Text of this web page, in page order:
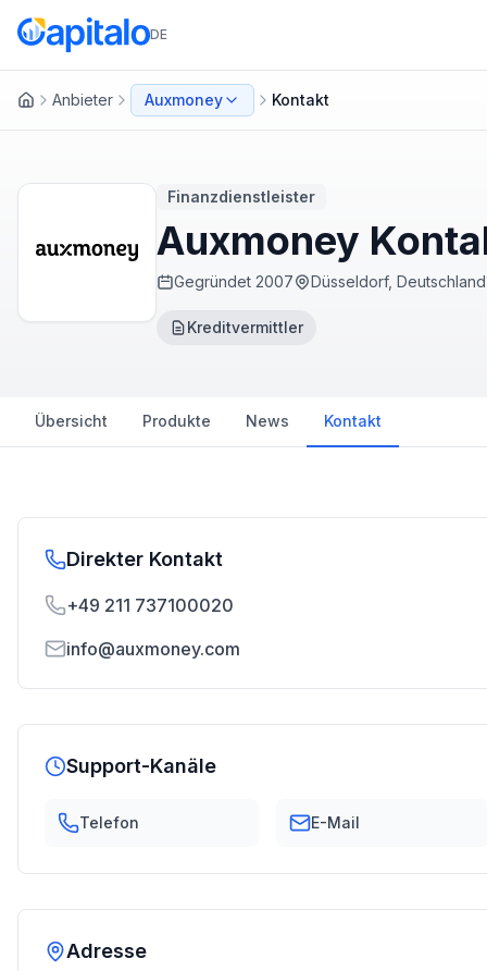
DE
Anbieter Auxmoney Kontakt
Finanzdienstleister
Auxmoney
Gegründet 2007 Düsseldorf, Deutschland
Kreditvermittler
Übersicht Produkte News Kontakt
Direkter Kontakt
+49 211 737100020
info@auxmoney.com
Support-Kanäle
Telefon E-Mail
Adresse